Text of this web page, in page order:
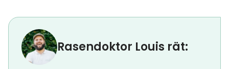
Rasendoktor Louis rät: